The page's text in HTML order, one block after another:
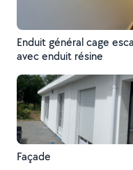
Enduit général cage
avec enduit résine
Façade